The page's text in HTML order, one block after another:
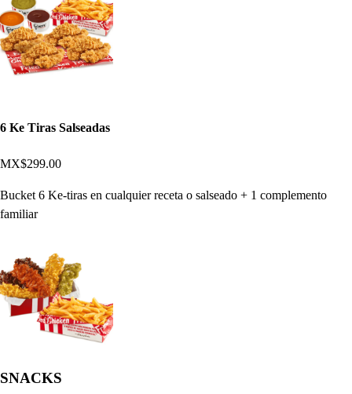
6 Ke Tiras Salseadas
MX$299.00
Bucket 6 Ke-tiras en cualquier receta o salseado + 1 complemento
familiar
SNACKS